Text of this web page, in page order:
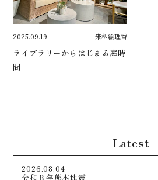
2025.09.19 来栖絵理香
ライブラリーからはじまる庭時
間
Latest
2026.08.04
令和８年熊本地震